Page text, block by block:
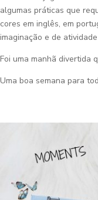
algumas práticas que
cores em inglês, em
imaginação e de
Foi uma manhã divertida
Uma boa semana para